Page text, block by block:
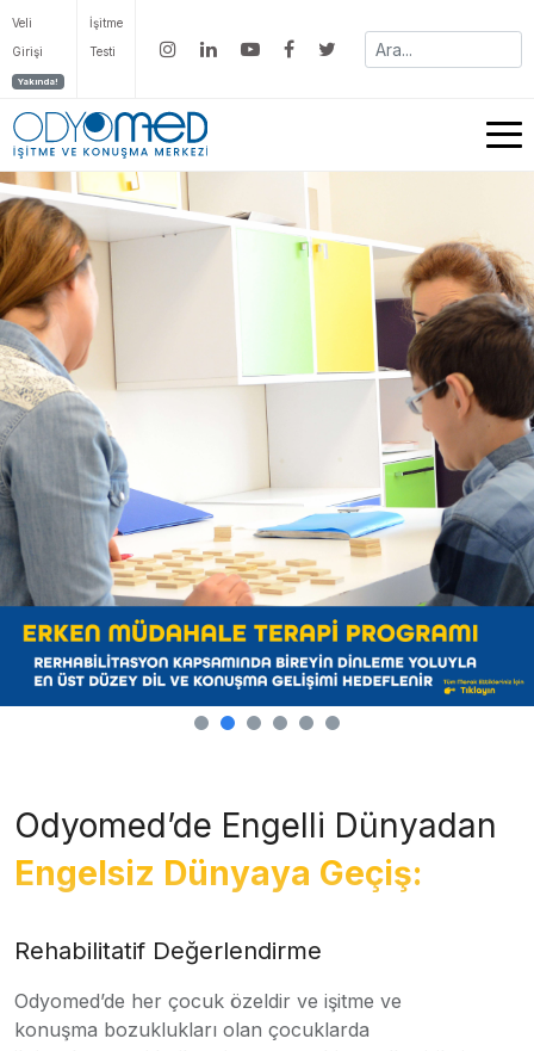
Veli
Girişi
Yakında!
İşitme
Testi
Odyomed’de Engelli Dünyadan
Engelsiz Dünyaya Geçiş:
Rehabilitatif Değerlendirme
Odyomed’de her çocuk özeldir ve işitme ve
konuşma bozuklukları olan çocuklarda